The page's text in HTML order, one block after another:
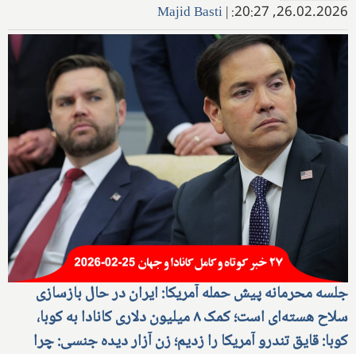
26.02.2026, 20:27:
|
Majid Basti
جلسه محرمانه پیش حمله آمریکا: ایران در حال بازسازی
سلاح هسته‌ای است؛ کمک ۸ میلیون دلاری کانادا به کوبا،
کوبا: قایق تندرو آمریکا را زدیم؛ زن آزار دیده جنسی: چرا